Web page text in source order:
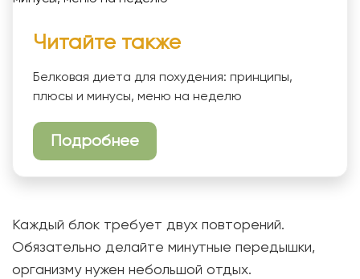
Читайте также
Белковая диета для похудения: принципы,
плюсы и минусы, меню на неделю
Подробнее
Каждый блок требует двух повторений.
Обязательно делайте минутные передышки,
организму нужен небольшой отдых.